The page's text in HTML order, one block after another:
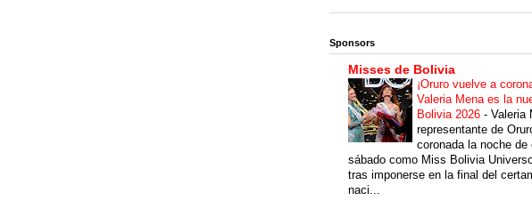
Sponsors
Misses de Bolivia
¡Oruro vuelve a
Valeria Mena es la
Bolivia 2026 - Valeria
representante de
coronada la noche de
sábado como Miss Bolivia
tras imponerse en la final del
naci...